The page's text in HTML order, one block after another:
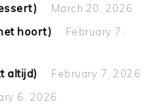
March 20, 2026
hoort)
February 7,
altijd)
February 7, 2026
6, 2026